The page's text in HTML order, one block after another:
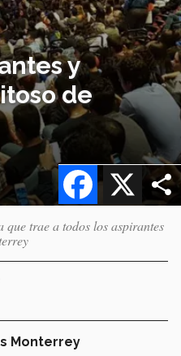
y
de
X
Facebook
trae a todos los aspirantes
Monterrey